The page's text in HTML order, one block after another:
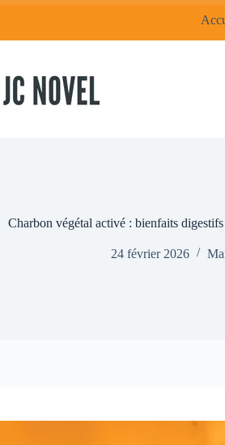
Charbon végétal activé : bienfaits
24 février 2026